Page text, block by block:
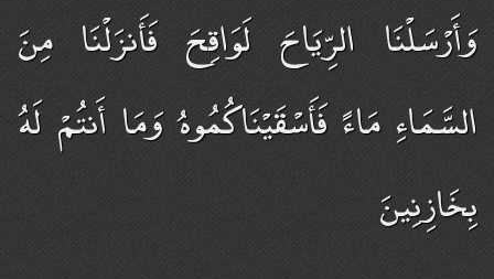
وَأَرْسَلْنَا الرِّيَاحَ لَوَاقِحَ فَأَنزَلْنَا مِنَ
السَّمَاءِ مَاءً فَأَسْقَيْنَاكُمُوهُ وَمَا أَنتُمْ لَهُ
بِخَازِنِينَ